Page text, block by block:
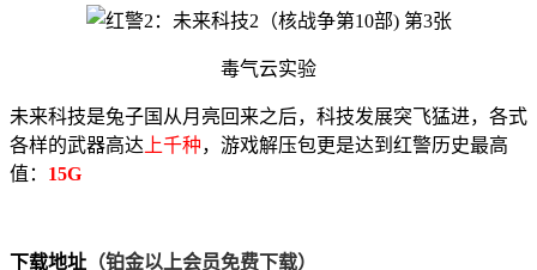
毒气云实验
未来科技是兔子国从月亮回来之后，科技发展突飞猛进，各式
各样的武器高达 上千种，游戏解压包更是达到红警历史最高
值： 15G
下载地址 （铂金以上会员免费下载）